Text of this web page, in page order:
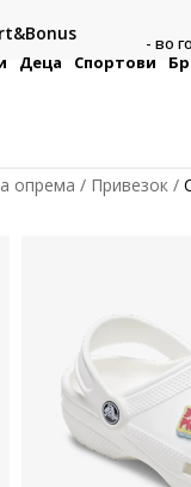
платежна
- во
Деца Спортови
опрема Привезок